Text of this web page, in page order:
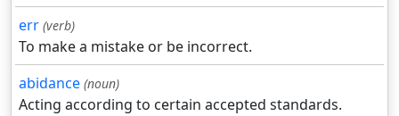
err (verb)
To make a mistake or be incorrect.
abidance (noun)
Acting according to certain accepted standards.